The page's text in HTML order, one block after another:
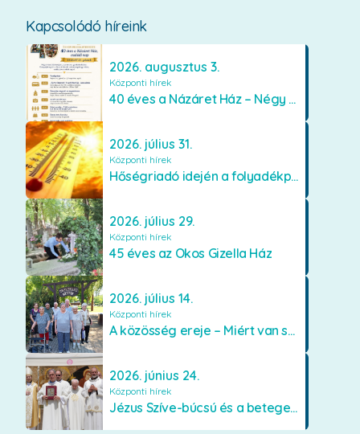
Kapcsolódó híreink
2026. augusztus 3.
Központi hírek
40 éves a Názáret Ház – Négy évtized szeretetben és gondoskodásban
2026. július 31.
Központi hírek
Hőségriadó idején a folyadékpótlás életet menthet
2026. július 29.
Központi hírek
45 éves az Okos Gizella Ház
2026. július 14.
Központi hírek
A közösség ereje – Miért van szükségünk egymásra?
2026. június 24.
Központi hírek
Jézus Szíve-búcsú és a betegek kenetének közösségi kiszolgáltatása Mátraverebély-Szentkúton